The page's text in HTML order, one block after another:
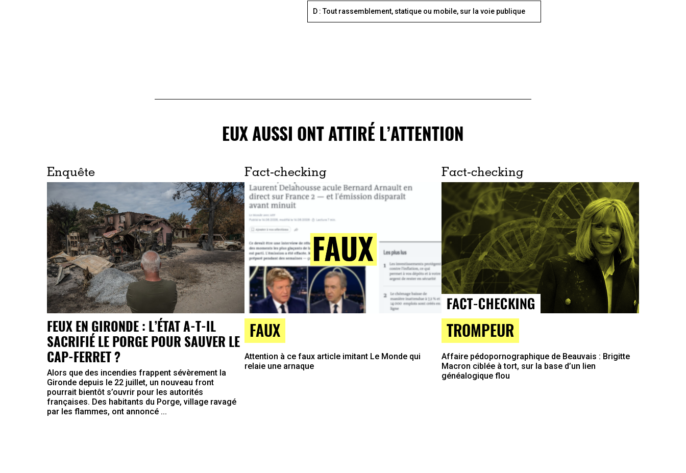
D : Tout rassemblement, statique ou mobile, sur la voie publique
EUX AUSSI ONT ATTIRÉ L’ATTENTION
Enquête
FEUX EN GIRONDE : L’ÉTAT A-T-IL
SACRIFIÉ LE PORGE POUR SAUVER LE
CAP-FERRET ?
Alors que des incendies frappent sévèrement la
Gironde depuis le 22 juillet, un nouveau front
pourrait bientôt s’ouvrir pour les autorités
françaises. Des habitants du Porge, village ravagé
par les flammes, ont annoncé ...
Fact-checking
FAUX
Attention à ce faux article imitant Le Monde qui
relaie une arnaque
Fact-checking
TROMPEUR
Affaire pédopornographique de Beauvais : Brigitte
Macron ciblée à tort, sur la base d’un lien
généalogique flou